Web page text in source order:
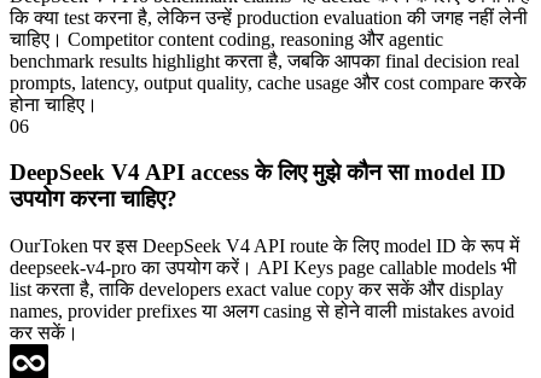
कि क्या test करना है, लेकिन उन्हें production evaluation की जगह नहीं लेनी
चाहिए। Competitor content coding, reasoning और agentic
benchmark results highlight करता है, जबकि आपका final decision real
prompts, latency, output quality, cache usage और cost compare करके
होना चाहिए।
06
DeepSeek V4 API access के लिए मुझे कौन सा model ID
उपयोग करना चाहिए?
OurToken पर इस DeepSeek V4 API route के लिए model ID के रूप में
deepseek-v4-pro का उपयोग करें। API Keys page callable models भी
list करता है, ताकि developers exact value copy कर सकें और display
names, provider prefixes या अलग casing से होने वाली mistakes avoid
कर सकें।